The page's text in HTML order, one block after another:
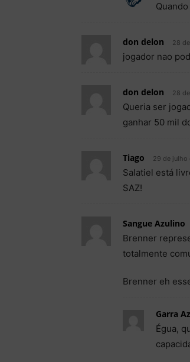
don delon 28
jogador nao
don delon 28
Queria ser
ganhar 50 mil
Tiago 29 de julho
Salatiel está
SAZ!
Sangue Azulino
Brenner
totalmente
Brenner eh
Garra
Égua,